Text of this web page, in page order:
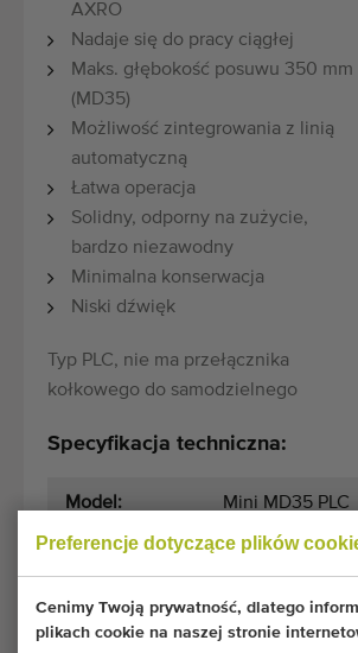
Preferencje dotyczące plików
Cenimy Twoją prywatność, dlatego
plikach cookie na naszej stronie
AXRO
Nadaje się do pracy ciągłej
Maks. głębokość posuwu 350 mm
(MD35)
Możliwość zintegrowania z linią
automatyczną
Łatwa operacja
Solidny, odporny na zużycie,
bardzo niezawodny
Minimalna konserwacja
Niski dźwięk
Typ PLC, nie ma przełącznika
kołkowego do samodzielnego
Specyfikacja techniczna:
Model: Mini MD35 PLC